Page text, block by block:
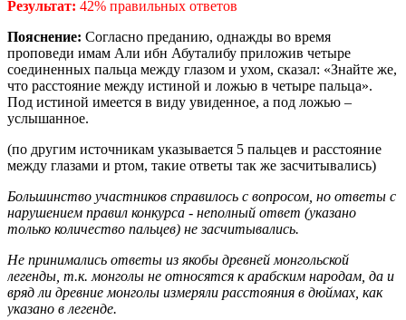
Результат: 42% правильных ответов
Пояснение: Согласно преданию, однажды во время
проповеди имам Али ибн Абуталибу приложив четыре
соединенных пальца между глазом и ухом, сказал: «Знайте же,
что расстояние между истиной и ложью в четыре пальца».
Под истиной имеется в виду увиденное, а под ложью –
услышанное.
(по другим источникам указывается 5 пальцев и расстояние
между глазами и ртом, такие ответы так же засчитывались)
Большинство участников справилось с вопросом, но ответы с
нарушением правил конкурса - неполный ответ (указано
только количество пальцев) не засчитывались.
Не принимались ответы из якобы древней монгольской
легенды, т.к. монголы не относятся к арабским народам, да и
вряд ли древние монголы измеряли расстояния в дюймах, как
указано в легенде.